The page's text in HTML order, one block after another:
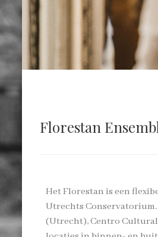
Florestan
Het Florestan is een
Utrechts
(Utrecht), Centro Cultural